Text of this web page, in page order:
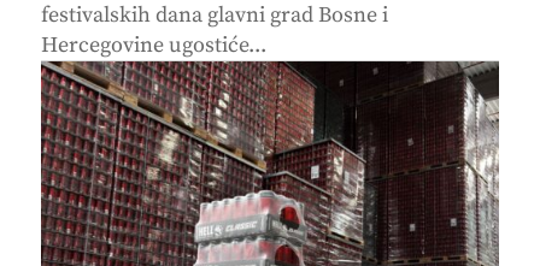
festivalskih dana glavni grad Bosne i
Hercegovine ugostiće...